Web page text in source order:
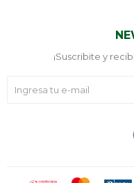
¡Suscribite y